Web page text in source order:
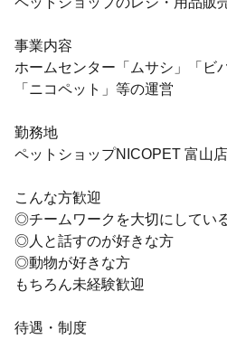
事業内容
ホームセンター「ムサシ」「ビ
「ニコペット」等の運営
勤務地
ペットショップNICOPET 富山
こんな方歓迎
◎チームワークを大切にしてい
◎人と話すのが好きな方
◎動物が好きな方
もちろん未経験歓迎
待遇・制度